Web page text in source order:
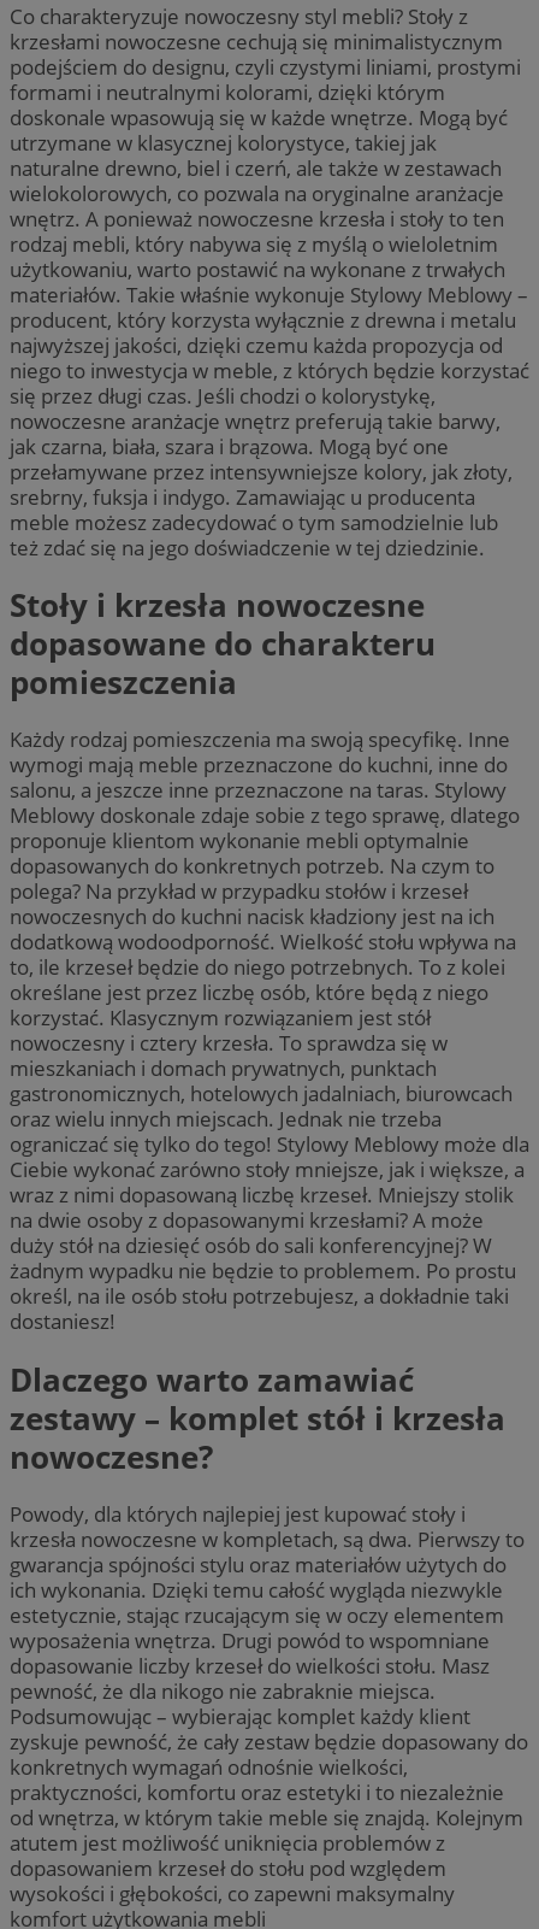
Co charakteryzuje nowoczesny styl mebli? Stoły z
krzesłami nowoczesne cechują się minimalistycznym
podejściem do designu, czyli czystymi liniami, prostymi
formami i neutralnymi kolorami, dzięki którym
doskonale wpasowują się w każde wnętrze. Mogą być
utrzymane w klasycznej kolorystyce, takiej jak
naturalne drewno, biel i czerń, ale także w zestawach
wielokolorowych, co pozwala na oryginalne aranżacje
wnętrz. A ponieważ nowoczesne krzesła i stoły to ten
rodzaj mebli, który nabywa się z myślą o wieloletnim
użytkowaniu, warto postawić na wykonane z trwałych
materiałów. Takie właśnie wykonuje Stylowy Meblowy –
producent, który korzysta wyłącznie z drewna i metalu
najwyższej jakości, dzięki czemu każda propozycja od
niego to inwestycja w meble, z których będzie korzystać
się przez długi czas. Jeśli chodzi o kolorystykę,
nowoczesne aranżacje wnętrz preferują takie barwy,
jak czarna, biała, szara i brązowa. Mogą być one
przełamywane przez intensywniejsze kolory, jak złoty,
srebrny, fuksja i indygo. Zamawiając u producenta
meble możesz zadecydować o tym samodzielnie lub
też zdać się na jego doświadczenie w tej dziedzinie.
Stoły i krzesła nowoczesne
dopasowane do charakteru
pomieszczenia
Każdy rodzaj pomieszczenia ma swoją specyfikę. Inne
wymogi mają meble przeznaczone do kuchni, inne do
salonu, a jeszcze inne przeznaczone na taras. Stylowy
Meblowy doskonale zdaje sobie z tego sprawę, dlatego
proponuje klientom wykonanie mebli optymalnie
dopasowanych do konkretnych potrzeb. Na czym to
polega? Na przykład w przypadku stołów i krzeseł
nowoczesnych do kuchni nacisk kładziony jest na ich
dodatkową wodoodporność. Wielkość stołu wpływa na
to, ile krzeseł będzie do niego potrzebnych. To z kolei
określane jest przez liczbę osób, które będą z niego
korzystać. Klasycznym rozwiązaniem jest stół
nowoczesny i cztery krzesła. To sprawdza się w
mieszkaniach i domach prywatnych, punktach
gastronomicznych, hotelowych jadalniach, biurowcach
oraz wielu innych miejscach. Jednak nie trzeba
ograniczać się tylko do tego! Stylowy Meblowy może dla
Ciebie wykonać zarówno stoły mniejsze, jak i większe, a
wraz z nimi dopasowaną liczbę krzeseł. Mniejszy stolik
na dwie osoby z dopasowanymi krzesłami? A może
duży stół na dziesięć osób do sali konferencyjnej? W
żadnym wypadku nie będzie to problemem. Po prostu
określ, na ile osób stołu potrzebujesz, a dokładnie taki
dostaniesz!
Dlaczego warto zamawiać
zestawy – komplet stół i krzesła
nowoczesne?
Powody, dla których najlepiej jest kupować stoły i
krzesła nowoczesne w kompletach, są dwa. Pierwszy to
gwarancja spójności stylu oraz materiałów użytych do
ich wykonania. Dzięki temu całość wygląda niezwykle
estetycznie, stając rzucającym się w oczy elementem
wyposażenia wnętrza. Drugi powód to wspomniane
dopasowanie liczby krzeseł do wielkości stołu. Masz
pewność, że dla nikogo nie zabraknie miejsca.
Podsumowując – wybierając komplet każdy klient
zyskuje pewność, że cały zestaw będzie dopasowany do
konkretnych wymagań odnośnie wielkości,
praktyczności, komfortu oraz estetyki i to niezależnie
od wnętrza, w którym takie meble się znajdą. Kolejnym
atutem jest możliwość uniknięcia problemów z
dopasowaniem krzeseł do stołu pod względem
wysokości i głębokości, co zapewni maksymalny
komfort użytkowania mebli